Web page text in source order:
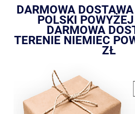
DARMOWA
POLSKI
DARMOWA
TERENIE NIEMIEC
ZŁ